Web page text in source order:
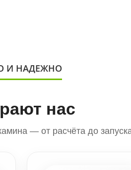
И НАДЕЖНО
нас
— от расчёта до